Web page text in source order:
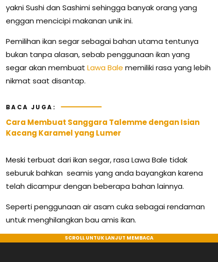
yakni Sushi dan Sashimi sehingga banyak orang yang
enggan mencicipi makanan unik ini.
Pemilihan ikan segar sebagai bahan utama tentunya
bukan tanpa alasan, sebab penggunaan ikan yang
segar akan membuat Lawa Bale memiliki rasa yang lebih
nikmat saat disantap.
BACA JUGA:
Cara Membuat Sanggara Talemme dengan Isian
Kacang Karamel yang Lumer
Meski terbuat dari ikan segar, rasa Lawa Bale tidak
seburuk bahkan seamis yang anda bayangkan karena
telah dicampur dengan beberapa bahan lainnya.
Seperti penggunaan air asam cuka sebagai rendaman
untuk menghilangkan bau amis ikan.